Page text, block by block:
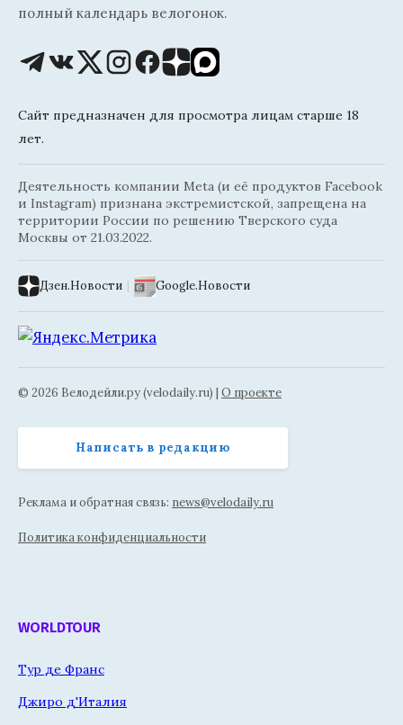
полный календарь велогонок.
Сайт предназначен для просмотра лицам старше 18
лет.
Деятельность компании Meta (и её продуктов Facebook
и Instagram) признана экстремистской, запрещена на
территории России по решению Тверского суда
Москвы от 21.03.2022.
Дзен.Новости | Google.Новости
© 2026 Велодейли.ру (velodaily.ru) | О проекте
Написать в редакцию
Реклама и обратная связь: news@velodaily.ru
Политика конфиденциальности
WORLDTOUR
Тур де Франс
Джиро д'Италия